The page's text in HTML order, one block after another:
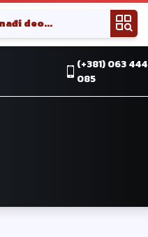
(+381) 063 444
085